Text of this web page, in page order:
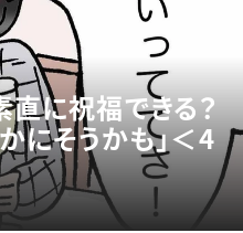
に祝福できる？
にそうかも」＜4